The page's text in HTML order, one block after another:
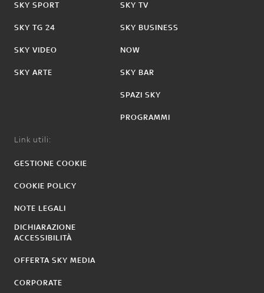
SKY SPORT
SKY TG 24
SKY VIDEO
SKY ARTE
SKY TV
SKY BUSINESS
NOW
SKY BAR
SPAZI SKY
PROGRAMMI
Link utili:
GESTIONE COOKIE
COOKIE POLICY
NOTE LEGALI
DICHIARAZIONE
ACCESSIBILITÀ
OFFERTA SKY MEDIA
CORPORATE